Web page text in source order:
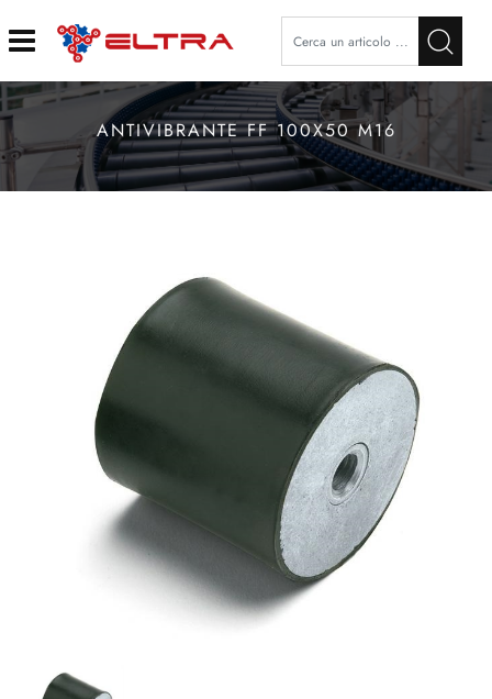
Open
ANTIVIBRANTE FF 100X50 M16